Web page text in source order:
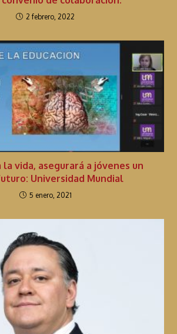
2 febrero, 2022
la vida, asegurará a jóvenes un
Universidad Mundial
5 enero, 2021